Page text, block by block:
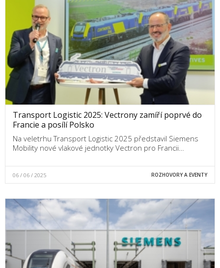
Transport Logistic 2025: Vectrony zamíří poprvé do
Francie a posílí Polsko
Na veletrhu Transport Logistic 2025 představil Siemens
Mobility nové vlakové jednotky Vectron pro Francii…
06 / 06 / 2025 ROZHOVORY A EVENTY